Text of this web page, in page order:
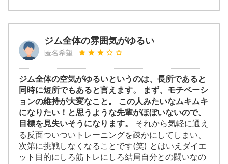
ジム全体の雰囲気がゆるい
匿名希望
ジム全体の空気がゆるいというのは、長所であると
同時に短所でもあると言えます。 まず、モチベーシ
ョンの維持が大変なこと。 この人みたいなムキムキ
になりたい！と思うような先輩がほぼいないので、
目標を見失いそうになります。
それから気軽に通え
る反面ついついトレーニングを疎かにしてしまい、
次第に挑戦しなくなることです(笑) とはいえダイエ
ット目的にしろ筋トレにしろ結局自分との闘いなの